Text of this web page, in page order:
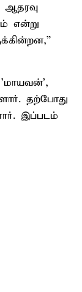
ஆதரவு
என்று
தற்போது
இப்படம்